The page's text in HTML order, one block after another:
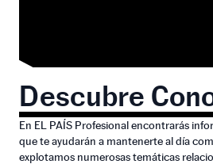
Descubre
En EL PAÍS Profesional encontrarás
que te ayudarán a mantenerte al día
explotamos numerosas temáticas